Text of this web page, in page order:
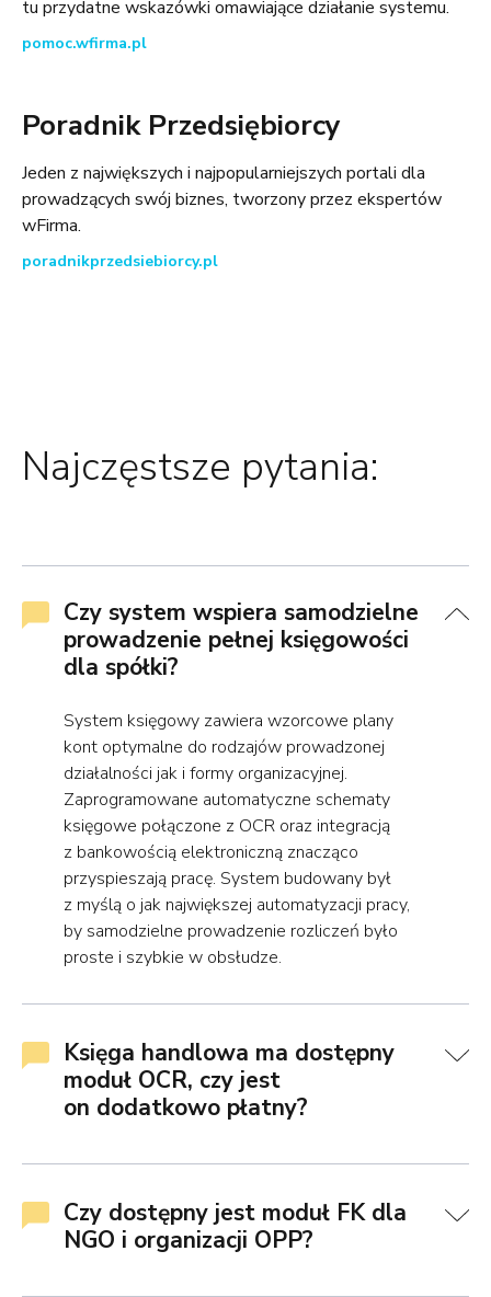
tu przydatne wskazówki omawiające działanie systemu.
pomoc.wfirma.pl
Poradnik Przedsiębiorcy
Jeden z największych i najpopularniejszych portali dla
prowadzących swój biznes, tworzony przez ekspertów
wFirma.
poradnikprzedsiebiorcy.pl
Najczęstsze pytania:
Czy system wspiera samodzielne
prowadzenie pełnej księgowości
dla spółki?
System księgowy zawiera wzorcowe plany
kont optymalne do rodzajów prowadzonej
działalności jak i formy organizacyjnej.
Zaprogramowane automatyczne schematy
księgowe połączone z OCR oraz integracją
z bankowością elektroniczną znacząco
przyspieszają pracę. System budowany był
z myślą o jak największej automatyzacji pracy,
by samodzielne prowadzenie rozliczeń było
proste i szybkie w obsłudze.
Księga handlowa ma dostępny
moduł OCR, czy jest
on dodatkowo płatny?
Czy dostępny jest moduł FK dla
NGO i organizacji OPP?